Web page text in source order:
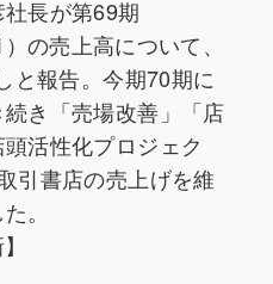
長が第69期
の売上高について、
と報告。今期70期に
き「売場改善」「店
活性化プロジェク
引書店の売上げを維
。